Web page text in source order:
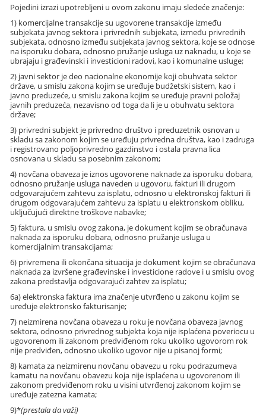
Pojedini izrazi upotrebljeni u ovom zakonu imaju sledeće značenje:
1) komercijalne transakcije su ugovorene transakcije između
subjekata javnog sektora i privrednih subjekata, između privrednih
subjekata, odnosno između subjekata javnog sektora, koje se odnose
na isporuku dobara, odnosno pružanje usluga uz naknadu, u koje se
ubrajaju i građevinski i investicioni radovi, kao i komunalne usluge;
2) javni sektor je deo nacionalne ekonomije koji obuhvata sektor
države, u smislu zakona kojim se uređuje budžetski sistem, kao i
javno preduzeće, u smislu zakona kojim se uređuje pravni položaj
javnih preduzeća, nezavisno od toga da li je u obuhvatu sektora
države;
3) privredni subjekt je privredno društvo i preduzetnik osnovan u
skladu sa zakonom kojim se uređuju privredna društva, kao i zadruga
i registrovano poljoprivredno gazdinstvo i ostala pravna lica
osnovana u skladu sa posebnim zakonom;
4) novčana obaveza je iznos ugovorene naknade za isporuku dobara,
odnosno pružanje usluga naveden u ugovoru, fakturi ili drugom
odgovarajućem zahtevu za isplatu, odnosno u elektronskoj fakturi ili
drugom odgovarajućem zahtevu za isplatu u elektronskom obliku,
uključujući direktne troškove nabavke;
5) faktura, u smislu ovog zakona, je dokument kojim se obračunava
naknada za isporuku dobara, odnosno pružanje usluga u
komercijalnim transakcijama;
6) privremena ili okončana situacija je dokument kojim se obračunava
naknada za izvršene građevinske i investicione radove i u smislu ovog
zakona predstavlja odgovarajući zahtev za isplatu;
6a) elektronska faktura ima značenje utvrđeno u zakonu kojim se
uređuje elektronsko fakturisanje;
7) neizmirena novčana obaveza u roku je novčana obaveza javnog
sektora, odnosno privrednog subjekta koja nije isplaćena poveriocu u
ugovorenom ili zakonom predviđenom roku ukoliko ugovorom rok
nije predviđen, odnosno ukoliko ugovor nije u pisanoj formi;
8) kamata za neizmirenu novčanu obavezu u roku podrazumeva
kamatu na novčanu obavezu koja nije isplaćena u ugovorenom ili
zakonom predviđenom roku u visini utvrđenoj zakonom kojim se
uređuje zatezna kamata;
9)*(prestala da važi)